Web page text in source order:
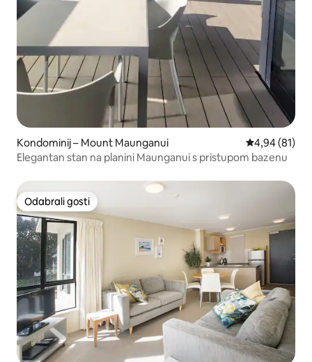
Kondominij – Mount Maunganui Prosječna
4,94 (81)
Elegantan stan na planini Maunganui s pristupom bazenu
Odabrali gosti
Odabrali gosti